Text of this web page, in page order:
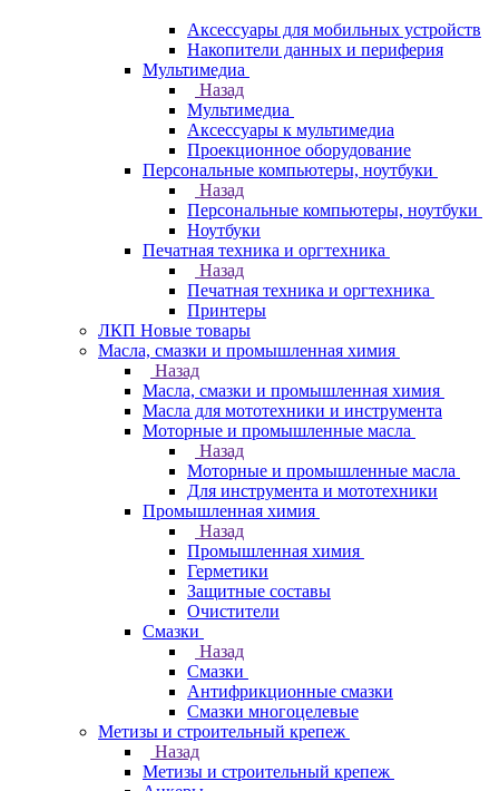
Аксессуары для мобильных устройств
Накопители данных и периферия
Мультимедиа
Назад
Мультимедиа
Аксессуары к мультимедиа
Проекционное оборудование
Персональные компьютеры, ноутбуки
Назад
Персональные компьютеры, ноутбуки
Ноутбуки
Печатная техника и оргтехника
Назад
Печатная техника и оргтехника
Принтеры
ЛКП Новые товары
Масла, смазки и промышленная химия
Назад
Масла, смазки и промышленная химия
Масла для мототехники и инструмента
Моторные и промышленные масла
Назад
Моторные и промышленные масла
Для инструмента и мототехники
Промышленная химия
Назад
Промышленная химия
Герметики
Защитные составы
Очистители
Смазки
Назад
Смазки
Антифрикционные смазки
Смазки многоцелевые
Метизы и строительный крепеж
Назад
Метизы и строительный крепеж